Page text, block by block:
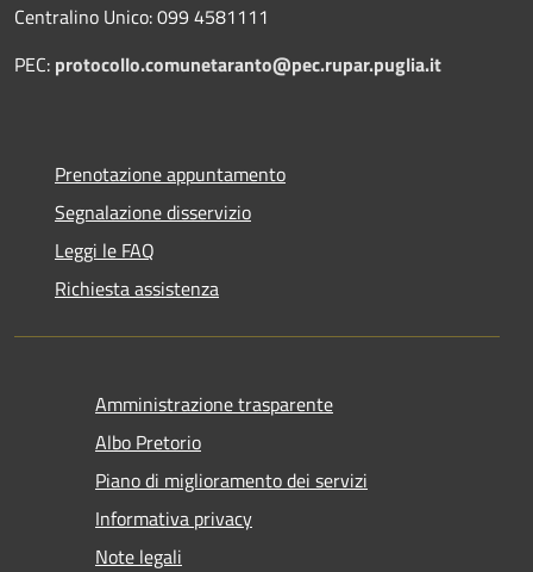
Centralino Unico: 099 4581111
PEC: protocollo.comunetaranto@pec.rupar.puglia.it
Prenotazione appuntamento
Segnalazione disservizio
Leggi le FAQ
Richiesta assistenza
Amministrazione trasparente
Albo Pretorio
Piano di miglioramento dei servizi
Informativa privacy
Note legali